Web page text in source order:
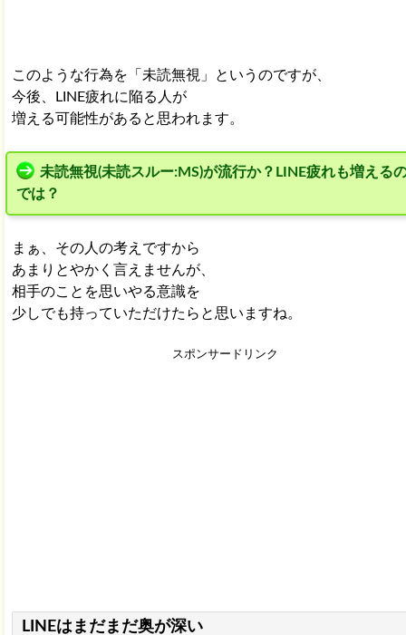
このような行為を「未読無視」というのですが、
今後、LINE疲れに陥る人が
増える可能性があると思われます。
未読無視(未読スルー:MS)が流行か？LINE疲れも増える
では？
まぁ、その人の考えですから
あまりとやかく言えませんが、
相手のことを思いやる意識を
少しでも持っていただけたらと思いますね。
スポンサードリンク
LINEはまだまだ奥が深い